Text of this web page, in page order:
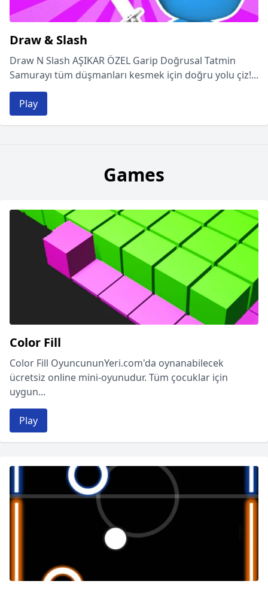
Draw & Slash
Draw N Slash AŞIKAR ÖZEL Garip Doğrusal Tatmin
Samurayı tüm düşmanları kesmek için doğru yolu çiz!...
Play
Games
Color Fill
Color Fill OyuncununYeri.com'da oynanabilecek
ücretsiz online mini-oyunudur. Tüm çocuklar için
uygun...
Play